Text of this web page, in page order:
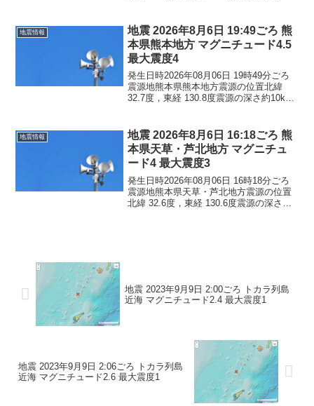
はありません。震度3熊本県...
地震情報
地震 2026年8月6日 19:49ごろ 熊
本県熊本地方 マグニチュード4.5
最大震度4
発生日時2026年08月06日 19時49分ごろ
震源地熊本県熊本地方震源の位置北緯
32.7度，東経 130.8度震源の深さ約10km
りません。震度4熊本県熊本西...
地震情報
地震 2026年8月6日 16:18ごろ 熊
本県天草・芦北地方 マグニチュ
ード4 最大震度3
発生日時2026年08月06日 16時18分ごろ
震源地熊本県天草・芦北地方震源の位置
北緯 32.6度，東経 130.6度震源の深さ約
地震 2023年9月9日 2:00ごろ トカラ列島
近海 マグニチュード2.4 最大震度1
地震 2023年9月9日 2:06ごろ トカラ列島
近海 マグニチュード2.6 最大震度1